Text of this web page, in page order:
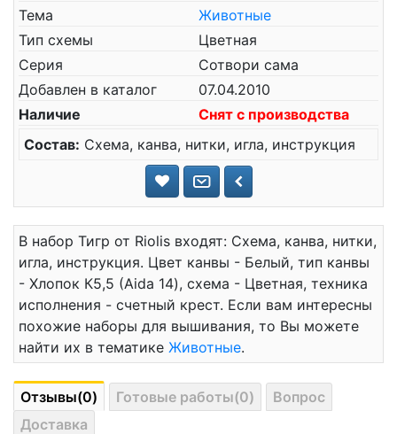
Тема
Животные
Тип схемы
Цветная
Серия
Сотвори сама
Добавлен в каталог
07.04.2010
Наличие
Снят с производства
Состав: Схема, канва, нитки, игла, инструкция
В набор Тигр от Riolis входят: Схема, канва, нитки,
игла, инструкция. Цвет канвы - Белый, тип канвы
- Хлопок К5,5 (Aida 14), схема - Цветная, техника
исполнения - счетный крест. Если вам интересны
похожие наборы для вышивания, то Вы можете
найти их в тематике Животные.
Отзывы(0) Готовые работы(0)
Вопрос
Доставка